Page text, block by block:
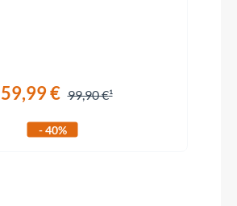
Kurbelgarnitur
59,99 € 99,90 €
- 40%